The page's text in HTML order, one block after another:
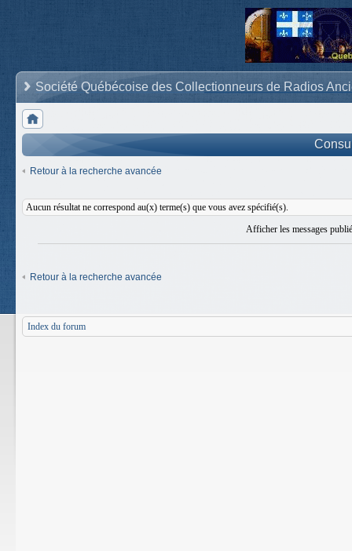
Société Québécoise des Collectionneurs de Radios
Retour à la recherche avancée
Aucun résultat ne correspond au(x) terme(s) que vous avez spécifié(s).
Afficher les messages
Retour à la recherche avancée
Index du forum